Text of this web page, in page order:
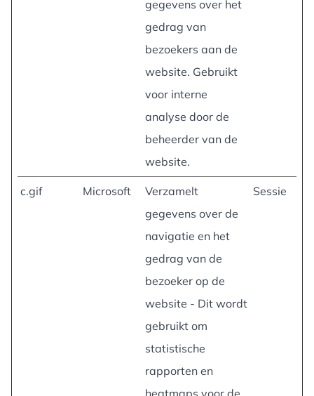
gegevens over het
gedrag van
bezoekers aan de
website. Gebruikt
voor interne
analyse door de
beheerder van de
website.
c.gif Microsoft
Verzamelt
gegevens over de
navigatie en het
gedrag van de
bezoeker op de
website - Dit wordt
gebruikt om
statistische
rapporten en
heatmaps voor de
Sessie